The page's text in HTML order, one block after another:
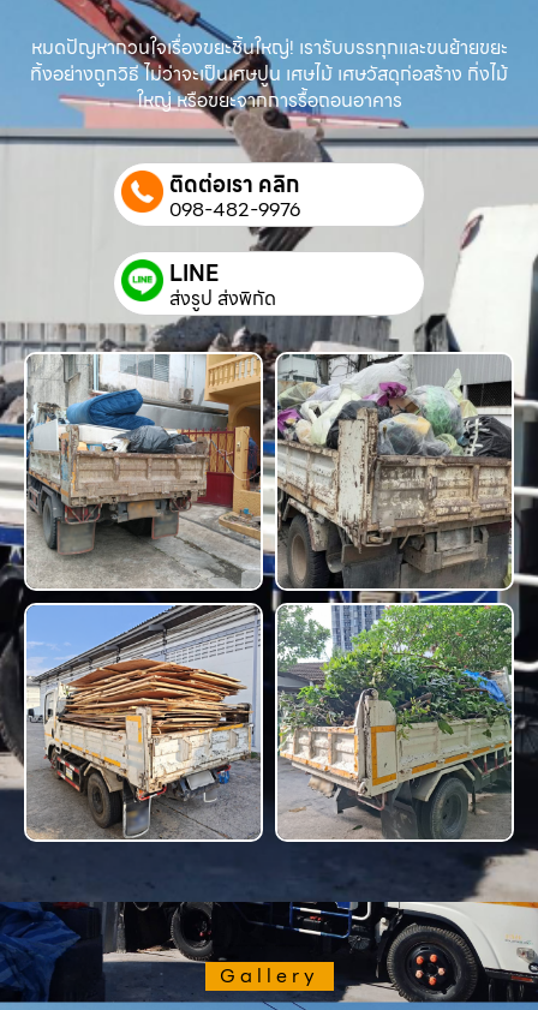
หมดปัญหากวนใจเรื่องขยะชิ้นใหญ่! เรารับบรรทุกและขนย้ายขยะ
ทิ้งอย่างถูกวิธี ไม่ว่าจะเป็นเศษปูน เศษไม้ เศษวัสดุก่อสร้าง กิ่งไม้
ใหญ่ หรือขยะจากการรื้อถอนอาคาร
ติดต่อเรา คลิก
098-482-9976
LINE
ส่งรูป ส่งพิกัด
Gallery